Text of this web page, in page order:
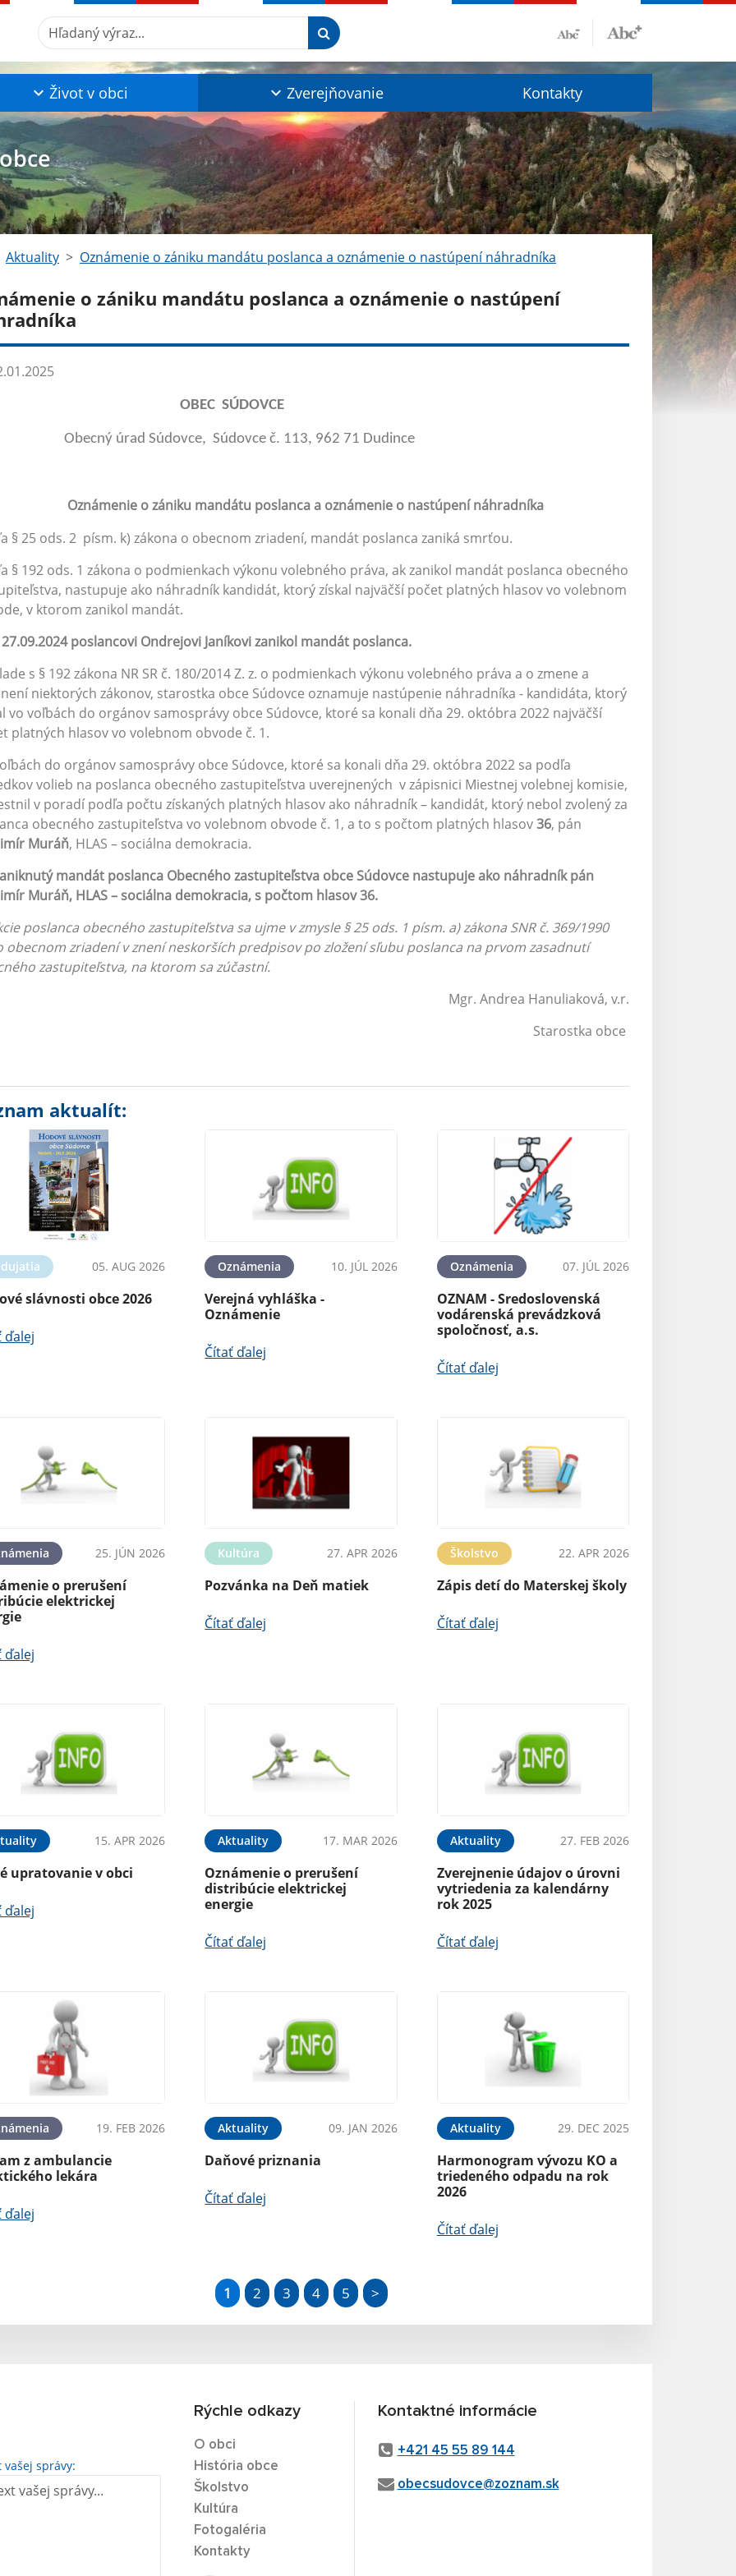
Hľadaný výraz...
Život v obci Zverejňovanie Kontakty
Aktuality Oznámenie o zániku mandátu poslanca a oznámenie o nastúpení náhradníka
o zániku mandátu poslanca a oznámenie o nastúpení
SÚDOVCE
Obecný úrad Súdovce, Súdovce č. 113, 962 71 Dudince
Oznámenie o zániku mandátu poslanca a oznámenie o nastúpení náhradníka
§ 25 ods. 2 písm. k) zákona o obecnom zriadení, mandát poslanca zaniká smrťou.
§ 192 ods. 1 zákona o podmienkach výkonu volebného práva, ak zanikol mandát poslanca obecného
nastupuje ako náhradník kandidát, ktorý získal najväčší počet platných hlasov vo volebnom
v ktorom zanikol mandát.
poslancovi Ondrejovi Janíkovi zanikol mandát poslanca.
s § 192 zákona NR SR č. 180/2014 Z. z. o podmienkach výkonu volebného práva a o zmene a
niektorých zákonov, starostka obce Súdovce oznamuje nastúpenie náhradníka - kandidáta, ktorý
vo voľbách do orgánov samosprávy obce Súdovce, ktoré sa konali dňa 29. októbra 2022 najväčší
platných hlasov vo volebnom obvode č. 1.
do orgánov samosprávy obce Súdovce, ktoré sa konali dňa 29. októbra 2022 sa podľa
volieb na poslanca obecného zastupiteľstva uverejnených v zápisnici Miestnej volebnej komisie,
v poradí podľa počtu získaných platných hlasov ako náhradník – kandidát, ktorý nebol zvolený za
obecného zastupiteľstva vo volebnom obvode č. 1, a to s počtom platných hlasov36, pán
Muráň, HLAS – sociálna demokracia.
mandát poslanca Obecného zastupiteľstva obce Súdovce nastupuje ako náhradník pán
Muráň, HLAS – sociálna demokracia, s počtom hlasov 36.
poslanca obecného zastupiteľstva sa ujme v zmysle § 25 ods. 1 písm. a) zákona SNR č. 369/1990
obecnom zriadení v znení neskorších predpisov po zložení sľubu poslanca na prvom zasadnutí
zastupiteľstva, na ktorom sa zúčastní.
Mgr. Andrea Hanuliaková, v.r.
Starostka obce
aktualít:
05. AUG 2026
slávnosti obce 2026
ďalej
Oznámenia 10. JÚL 2026
Verejná vyhláška -
Oznámenie
Čítať ďalej
Oznámenia 07. JÚL 2026
OZNAM - Sredoslovenská
vodárenská prevádzková
spoločnosť, a.s.
Čítať ďalej
25. JÚN 2026
o prerušení
elektrickej
ďalej
Kultúra 27. APR 2026
Pozvánka na Deň matiek
Čítať ďalej
Školstvo 22. APR 2026
Zápis detí do Materskej školy
Čítať ďalej
15. APR 2026
upratovanie v obci
ďalej
Aktuality 17. MAR 2026
Oznámenie o prerušení
distribúcie elektrickej
energie
Čítať ďalej
Aktuality 27. FEB 2026
Zverejnenie údajov o úrovni
vytriedenia za kalendárny
rok 2025
Čítať ďalej
19. FEB 2026
z ambulancie
lekára
ďalej
Aktuality 09. JAN 2026
Daňové priznania
Čítať ďalej
Aktuality 29. DEC 2025
Harmonogram vývozu KO a
triedeného odpadu na rok
2026
Čítať ďalej
1 2 3 4 5 >
vašej správy:
Rýchle odkazy
O obci
História obce
Školstvo
Kultúra
Fotogaléria
Kontakty
Kontaktné informácie
+421 45 55 89 144
obecsudovce@zoznam.sk